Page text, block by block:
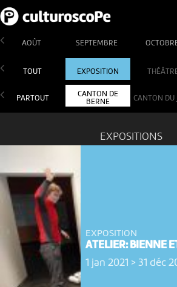
AOÛT SEPTEMBRE
TOUT EXPOSITION
PARTOUT
CANTON DE
BERNE
CANTON DU
EXPOSITIONS
EXPOSITION
ATELIER: BIENNE
1 jan 2021 > 31 déc